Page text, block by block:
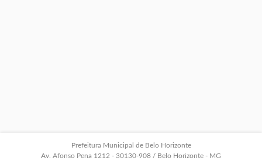
Prefeitura Municipal de Belo Horizonte
Av. Afonso Pena 1212 - 30130-908 / Belo Horizonte - MG